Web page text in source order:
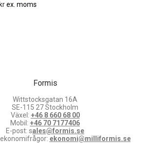
krex. moms
Formis
Wittstocksgatan 16A
SE-115 27 Stockholm
Växel: +46 8 660 68 00
Mobil: +46 70 7177406
E-post: sales@formis.se
ekonomi@milliformis.se